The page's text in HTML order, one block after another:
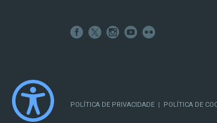
POLÍTICA DE PRIVACIDADE POLÍTICA DE